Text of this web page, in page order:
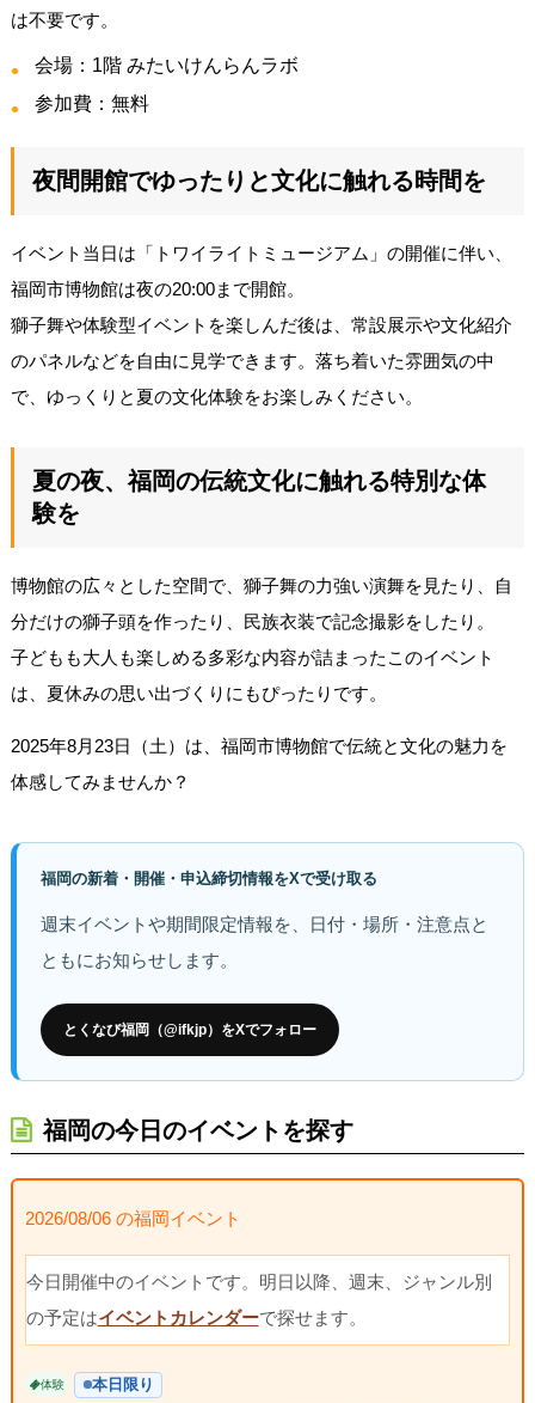
は不要です。
会場：1階 みたいけんらんラボ
参加費：無料
夜間開館でゆったりと文化に触れる時間を
イベント当日は「トワイライトミュージアム」の開催に伴い、
福岡市博物館は夜の20:00まで開館。
獅子舞や体験型イベントを楽しんだ後は、常設展示や文化紹介
のパネルなどを自由に見学できます。落ち着いた雰囲気の中
で、ゆっくりと夏の文化体験をお楽しみください。
夏の夜、福岡の伝統文化に触れる特別な体
験を
博物館の広々とした空間で、獅子舞の力強い演舞を見たり、自
分だけの獅子頭を作ったり、民族衣装で記念撮影をしたり。
子どもも大人も楽しめる多彩な内容が詰まったこのイベント
は、夏休みの思い出づくりにもぴったりです。
2025年8月23日（土）は、福岡市博物館で伝統と文化の魅力を
体感してみませんか？
福岡の新着・開催・申込締切情報をXで受け取る
週末イベントや期間限定情報を、日付・場所・注意点と
ともにお知らせします。
とくなび福岡（@ifkjp）をXでフォロー
福岡の今日のイベントを探す
2026/08/06 の福岡イベント
今日開催中のイベントです。明日以降、週末、ジャンル別
の予定はイベントカレンダーで探せます。
体験 本日限り